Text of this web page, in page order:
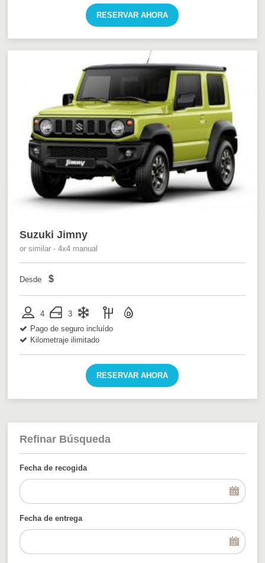
Refinar Búsqueda
Fecha de recogida
Fecha de entrega
RESERVAR AHORA
Suzuki Jimny
or similar - 4x4 manual
Desde $
4
3
Pago de seguro incluído
Kilometraje ilimitado
RESERVAR AHORA